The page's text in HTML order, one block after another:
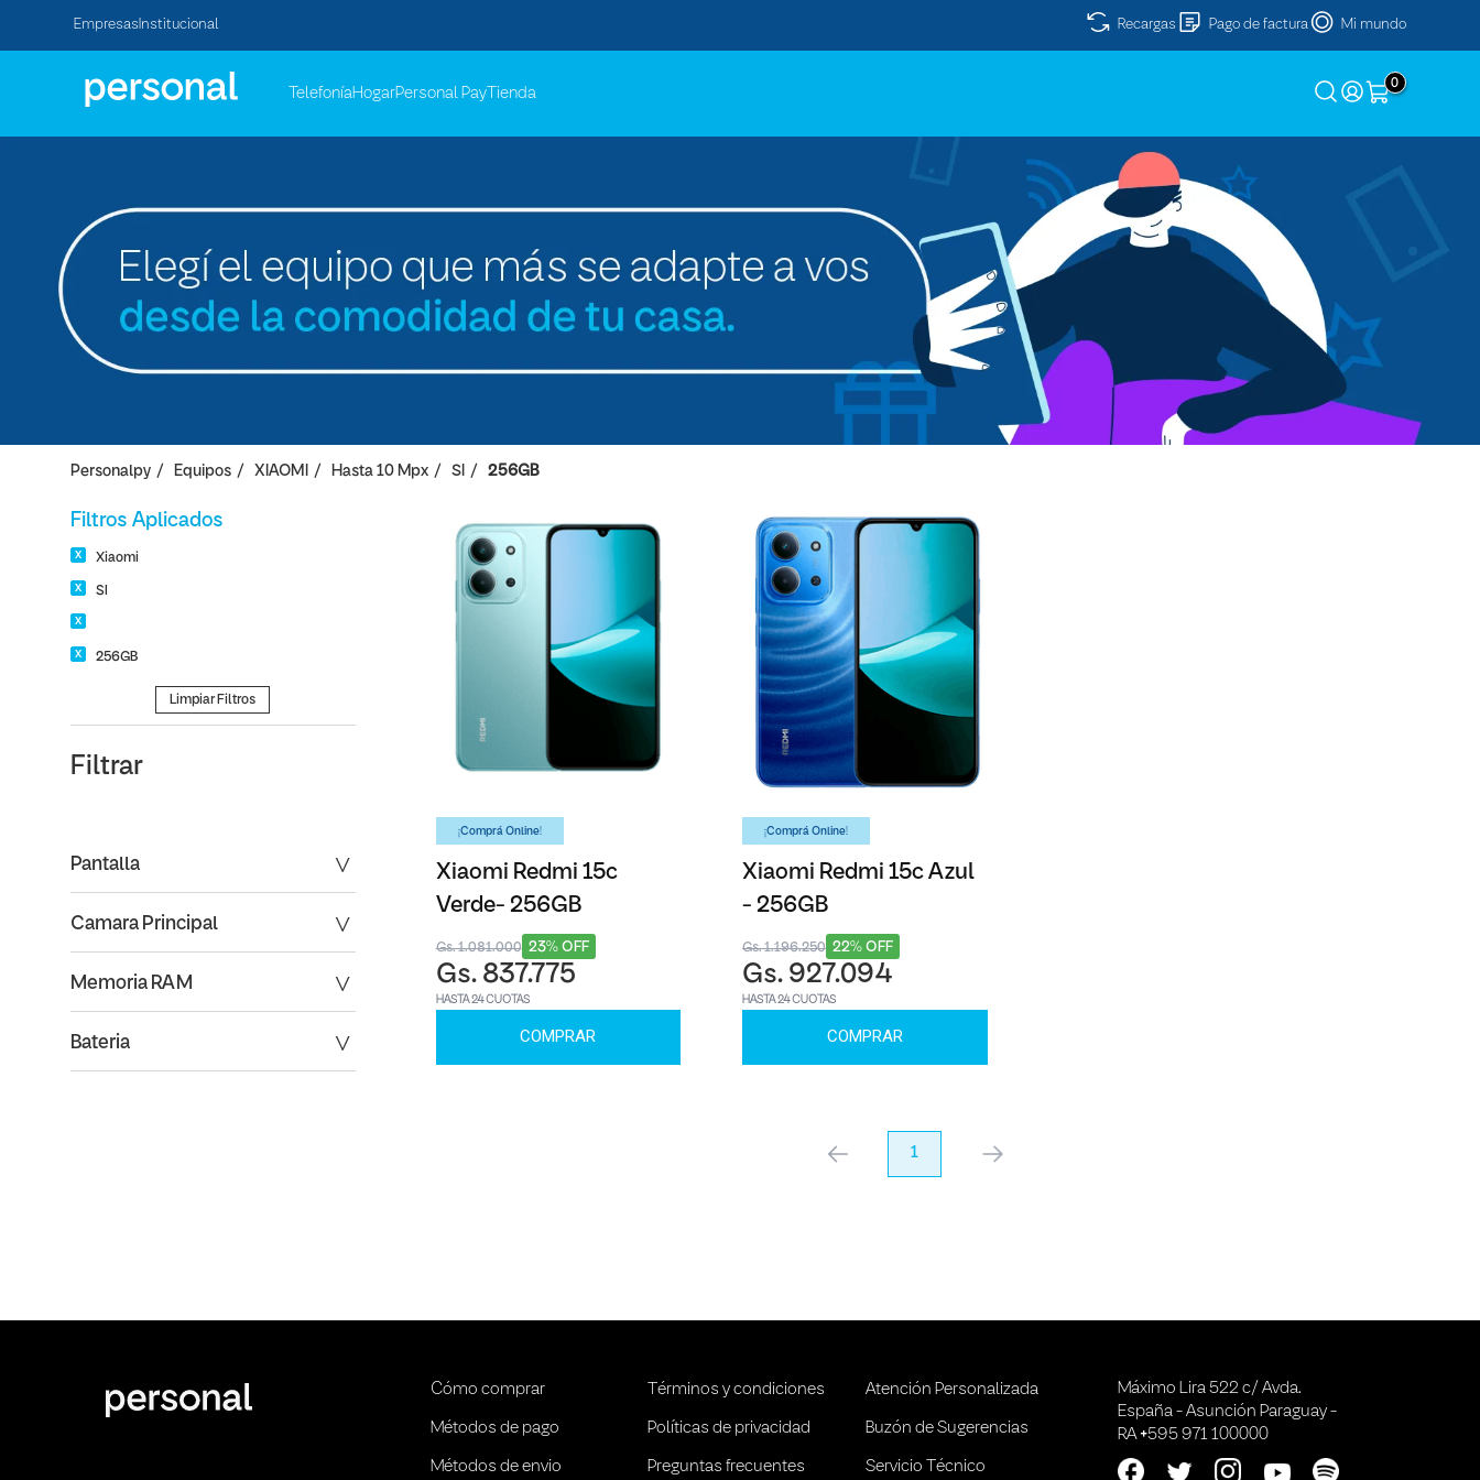
Empresas Institucional Recargas Pago de factura Mi mundo
TelefoníaHogarPersonal Pay Tienda
0
Personalpy Equipos XIAOMI Hasta 10 Mpx SI 256GB
Filtros Aplicados
Xiaomi
SI
256GB
Limpiar Filtros
Filtrar
Pantalla
Camara Principal
Memoria RAM
Bateria
¡Comprá Online!
Xiaomi Redmi 15c
Verde- 256GB
23% OFF
Gs. 1.081.000
Gs. 837.775
HASTA 24 CUOTAS
COMPRAR
¡Comprá Online!
Xiaomi Redmi 15c Azul
- 256GB
22% OFF
Gs. 1.196.250
Gs. 927.094
HASTA 24 CUOTAS
COMPRAR
anterior 1 próximo
Cómo comprar
Métodos de pago
Métodos de envio
Términos y condiciones
Políticas de privacidad
Preguntas frecuentes
Atención Personalizada
Buzón de Sugerencias
Servicio Técnico
Máximo Lira 522 c/ Avda.
España - Asunción Paraguay -
RA +595 971 100000